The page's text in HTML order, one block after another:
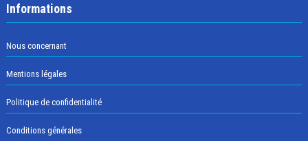
Informations
Nous concernant
Mentions légales
Politique de confidentialité
Conditions générales